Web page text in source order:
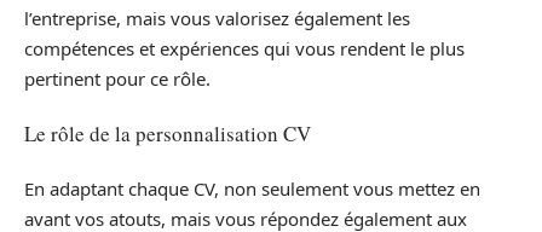
l’entreprise, mais vous valorisez également les
compétences et expériences qui vous rendent le plus
pertinent pour ce rôle.
Le rôle de la personnalisation CV
En adaptant chaque CV, non seulement vous mettez en
avant vos atouts, mais vous répondez également aux